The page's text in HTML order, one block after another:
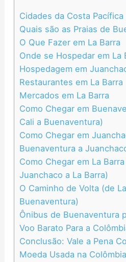
Cidades da Costa Pacífica
Quais são as Praias de
O Que Fazer em La Barra
Onde se Hospedar em La
Hospedagem em
Restaurantes em La Barra
Mercados em La Barra
Como Chegar em
Cali a Buenaventura)
Como Chegar em
Buenaventura a
Como Chegar em La
Juanchaco a La Barra)
O Caminho de Volta (de
Buenaventura)
Ônibus de Buenaventura
Voo Barato Para a
Conclusão: Vale a Pena
Moeda Usada na Colômbia